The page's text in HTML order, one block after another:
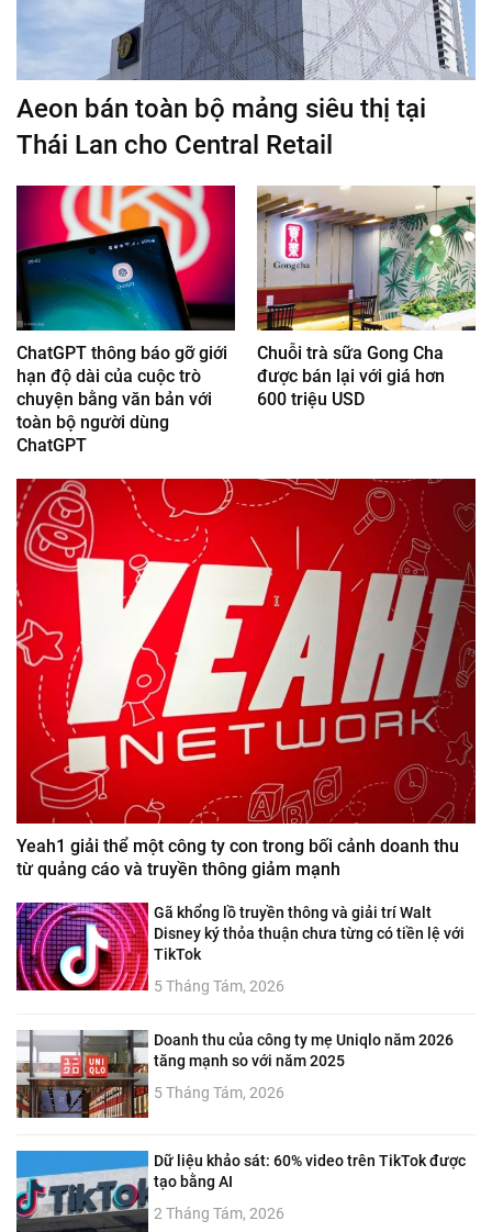
Aeon bán toàn bộ mảng siêu thị tại
Thái Lan cho Central Retail
ChatGPT thông báo gỡ giới
hạn độ dài của cuộc trò
chuyện bằng văn bản với
toàn bộ người dùng
ChatGPT
Chuỗi trà sữa Gong Cha
được bán lại với giá hơn
600 triệu USD
Yeah1 giải thể một công ty con trong bối cảnh doanh thu
từ quảng cáo và truyền thông giảm mạnh
Gã khổng lồ truyền thông và giải trí Walt
Disney ký thỏa thuận chưa từng có tiền lệ với
TikTok
5 Tháng Tám, 2026
Doanh thu của công ty mẹ Uniqlo năm 2026
tăng mạnh so với năm 2025
5 Tháng Tám, 2026
Dữ liệu khảo sát: 60% video trên TikTok được
tạo bằng AI
2 Tháng Tám, 2026